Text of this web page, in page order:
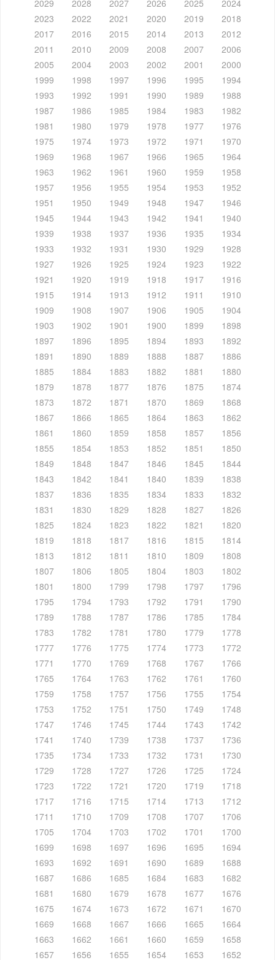
2029
2028 2027 2026 2025
2024
2023
2022 2021 2020 2019
2018
2017
2016 2015 2014 2013
2012
2011
2010 2009 2008 2007
2006
2005
2004 2003 2002 2001
2000
1999
1998 1997 1996 1995
1994
1993
1992 1991 1990 1989
1988
1987
1986 1985 1984 1983
1982
1981
1980 1979 1978 1977
1976
1975
1974 1973 1972 1971
1970
1969
1968 1967 1966 1965
1964
1963
1962 1961 1960 1959
1958
1957
1956 1955 1954 1953
1952
1951
1950 1949 1948 1947
1946
1945
1944 1943 1942 1941
1940
1939
1938 1937 1936 1935
1934
1933
1932 1931 1930 1929
1928
1927
1926 1925 1924 1923
1922
1921
1920 1919 1918 1917
1916
1915
1914 1913 1912 1911
1910
1909
1908 1907 1906 1905
1904
1903
1902 1901 1900 1899
1898
1897
1896 1895 1894 1893
1892
1891
1890 1889 1888 1887
1886
1885
1884 1883 1882 1881
1880
1879
1878 1877 1876 1875
1874
1873
1872 1871 1870 1869
1868
1867
1866 1865 1864 1863
1862
1861
1860 1859 1858 1857
1856
1855
1854 1853 1852 1851
1850
1849
1848 1847 1846 1845
1844
1843
1842 1841 1840 1839
1838
1837
1836 1835 1834 1833
1832
1831
1830 1829 1828 1827
1826
1825
1824 1823 1822 1821
1820
1819
1818 1817 1816 1815
1814
1813
1812 1811 1810 1809
1808
1807
1806 1805 1804 1803
1802
1801
1800 1799 1798 1797
1796
1795
1794 1793 1792 1791
1790
1789
1788 1787 1786 1785
1784
1783
1782 1781 1780 1779
1778
1777
1776 1775 1774 1773
1772
1771
1770 1769 1768 1767
1766
1765
1764 1763 1762 1761
1760
1759
1758 1757 1756 1755
1754
1753
1752 1751 1750 1749
1748
1747
1746 1745 1744 1743
1742
1741
1740 1739 1738 1737
1736
1735
1734 1733 1732 1731
1730
1729
1728 1727 1726 1725
1724
1723
1722 1721 1720 1719
1718
1717
1716 1715 1714 1713
1712
1711
1710 1709 1708 1707
1706
1705
1704 1703 1702 1701
1700
1699
1698 1697 1696 1695
1694
1693
1692 1691 1690 1689
1688
1687
1686 1685 1684 1683
1682
1681
1680 1679 1678 1677
1676
1675
1674 1673 1672 1671
1670
1669
1668 1667 1666 1665
1664
1663
1662 1661 1660 1659
1658
1657
1656 1655 1654 1653 1652